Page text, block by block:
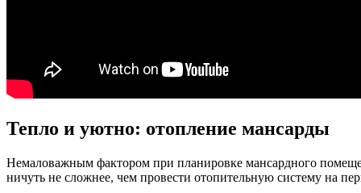
Тепло и уютно: отопление мансарды
Немаловажным фактором при планировке мансардного
ничуть не сложнее, чем провести отопительную систему на